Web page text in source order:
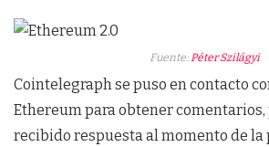
Fuente: Péter Szilágyi
Cointelegraph se puso en contacto
Ethereum para obtener comentarios,
recibido respuesta al momento de la